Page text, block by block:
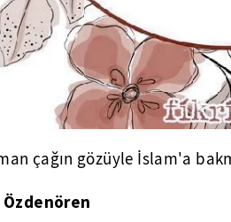
çağın gözüyle İslam'a
Özdenören